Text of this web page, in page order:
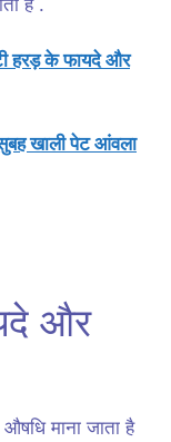
हरड़ के फायदे और
खाली पेट आंवला
और
औषधि माना जाता है